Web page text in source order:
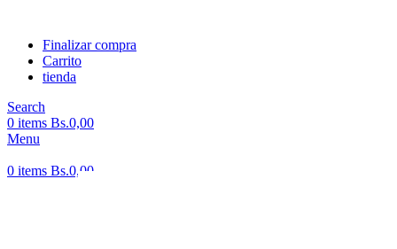
Finalizar compra
Carrito
tienda
Search
0 items Bs.0,00
Menu
0 items Bs.0,00